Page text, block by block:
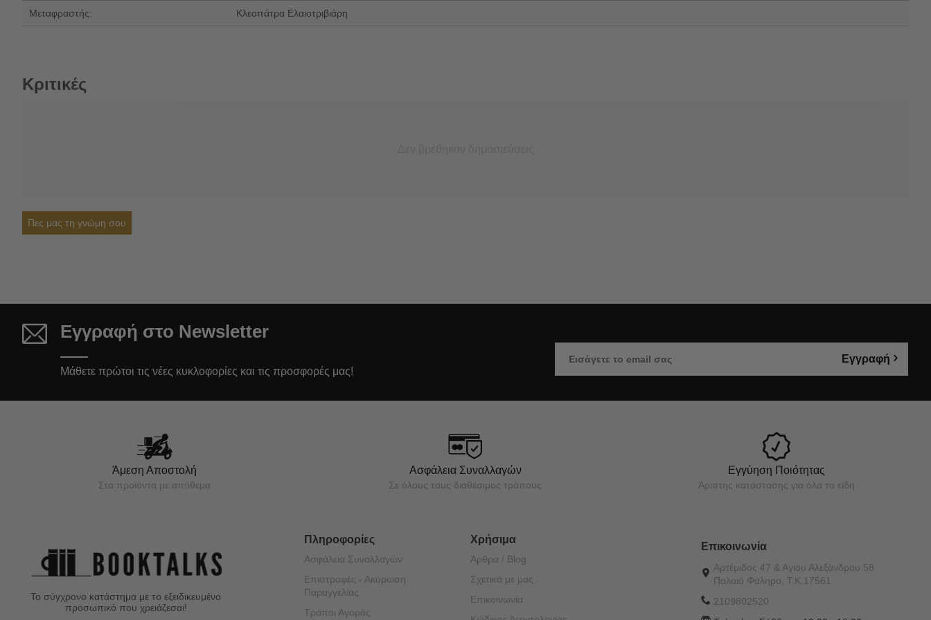
Μεταφραστής: Κλεοπάτρα Ελαιοτριβιάρη
Κριτικές
Πες μας τη γνώμη σου
Εγγραφή στο Newsletter
Μάθετε πρώτοι τις νέες κυκλοφορίες και τις προσφορές μας!
Εγγραφή
Άμεση Αποστολή
Στα προϊόντα με απόθεμα
Ασφάλεια Συναλλαγών
Σε όλους τους διαθέσιμος τρόπους
Εγγύηση Ποιότητας
Άριστης κατάστασης για όλα τα είδη
Το σύγχρονο κατάστημα με το εξειδικευμένο
προσωπικό που χρειάζεσαι!
Πληροφορίες
Ασφάλεια Συναλλαγών
Επιστροφές - Ακύρωση
Παραγγελίας
Τρόποι Αγοράς
Χρήσιμα
Άρθρα / Blog
Σχετικά με μας
Επικοινωνία
Επικοινωνία
Αρτέμιδος 47 & Αγίου Αλεξάνδρου 58
Παλαιό Φάληρο, Τ.Κ.17561
2109802520